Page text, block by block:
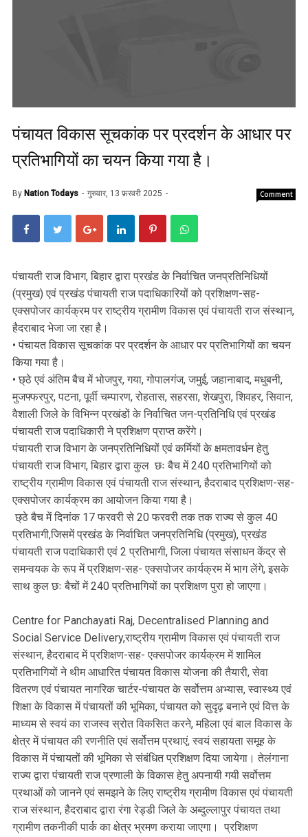
पंचायत विकास सूचकांक पर प्रदर्शन के आधार पर
प्रतिभागियों का चयन किया गया है।
By Nation Todays गुरुवार, 13 फ़रवरी 2025 Comment
पंचायती राज विभाग, बिहार द्वारा प्रखंड के निर्वाचित जनप्रतिनिधियों
(प्रमुख) एवं प्रखंड पंचायती राज पदाधिकारियों को प्रशिक्षण-सह-
एक्सपोजर कार्यक्रम पर राष्ट्रीय ग्रामीण विकास एवं पंचायती राज संस्थान,
हैदराबाद भेजा जा रहा है।
• पंचायत विकास सूचकांक पर प्रदर्शन के आधार पर प्रतिभागियों का चयन
किया गया है।
• छ्ठे एवं अंतिम बैच में भोजपुर, गया, गोपालगंज, जमुई, जहानाबाद, मधुबनी,
मुजफ्फरपुर, पटना, पूर्वी चम्पारण, रोहतास, सहरसा, शेखपुरा, शिवहर, सिवान,
वैशाली जिले के विभिन्न प्रखंडों के निर्वाचित जन-प्रतिनिधि एवं प्रखंड
पंचायती राज पदाधिकारी ने प्रशिक्षण प्राप्त करेंगे।
पंचायती राज विभाग के जनप्रतिनिधियों एवं कर्मियों के क्षमतावर्धन हेतु
पंचायती राज विभाग, बिहार द्वारा कुल छः बैच में 240 प्रतिभागियों को
राष्ट्रीय ग्रामीण विकास एवं पंचायती राज संस्थान, हैदराबाद प्रशिक्षण-सह-
एक्सपोजर कार्यक्रम का आयोजन किया गया है।
छ्ठे बैच में दिनांक 17 फरवरी से 20 फरवरी तक तक राज्य से कुल 40
प्रतिभागी,जिसमें प्रखंड के निर्वाचित जनप्रतिनिधि (प्रमुख), प्रखंड
पंचायती राज पदाधिकारी एवं 2 प्रतिभागी, जिला पंचायत संसाधन केंद्र से
समन्वयक के रूप में प्रशिक्षण-सह- एक्सपोजर कार्यक्रम में भाग लेंगे, इसके
साथ कुल छः बैचों में 240 प्रतिभागियों का प्रशिक्षण पुरा हो जाएगा।
Centre for Panchayati Raj, Decentralised Planning and
Social Service Delivery,राष्ट्रीय ग्रामीण विकास एवं पंचायती राज
संस्थान, हैदराबाद में प्रशिक्षण-सह- एक्सपोजर कार्यक्रम में शामिल
प्रतिभागियों ने थीम आधारित पंचायत विकास योजना की तैयारी, सेवा
वितरण एवं पंचायत नागरिक चार्टर-पंचायत के सर्वोत्तम अभ्यास, स्वास्थ्य एवं
शिक्षा के विकास में पंचायतों की भूमिका, पंचायत को सुदृढ़ बनाने एवं वित्त के
माध्यम से स्वयं का राजस्व स्रोत विकसित करने, महिला एवं बाल विकास के
क्षेत्र में पंचायत की रणनीति एवं सर्वोत्तम प्रथाएं, स्वयं सहायता समूह के
विकास में पंचायतों की भूमिका से संबंधित प्रशिक्षण दिया जायेगा। तेलंगाना
राज्य द्वारा पंचायती राज प्रणाली के विकास हेतु अपनायी गयी सर्वोत्तम
प्रथाओं को जानने एवं समझने के लिए राष्ट्रीय ग्रामीण विकास एवं पंचायती
राज संस्थान, हैदराबाद द्वारा रंगा रेड्डी जिले के अब्दुल्लापुर पंचायत तथा
ग्रामीण तकनीकी पार्क का क्षेत्र भ्रमण कराया जाएगा। प्रशिक्षण